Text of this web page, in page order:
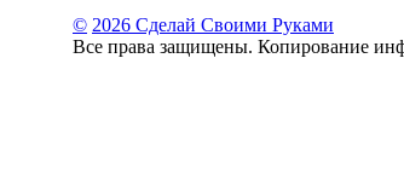
© 2026 Сделай Своими Руками
Все права защищены. Копирование